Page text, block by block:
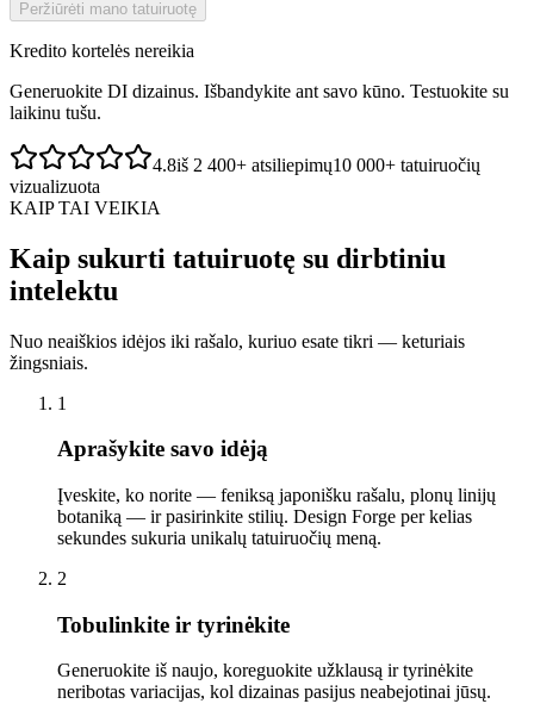
Peržiūrėti mano tatuiruotę
Kredito kortelės nereikia
Generuokite DI dizainus. Išbandykite ant savo kūno. Testuokite su
laikinu tušu.
4.8iš 2 400+ atsiliepimų10 000+ tatuiruočių
vizualizuota
KAIP TAI VEIKIA
Kaip sukurti tatuiruotę su dirbtiniu
intelektu
Nuo neaiškios idėjos iki rašalo, kuriuo esate tikri — keturiais
žingsniais.
1
Aprašykite savo idėją
Įveskite, ko norite — feniksą japonišku rašalu, plonų linijų
botaniką — ir pasirinkite stilių. Design Forge per kelias
sekundes sukuria unikalų tatuiruočių meną.
2
Tobulinkite ir tyrinėkite
Generuokite iš naujo, koreguokite užklausą ir tyrinėkite
neribotas variacijas, kol dizainas pasijus neabejotinai jūsų.